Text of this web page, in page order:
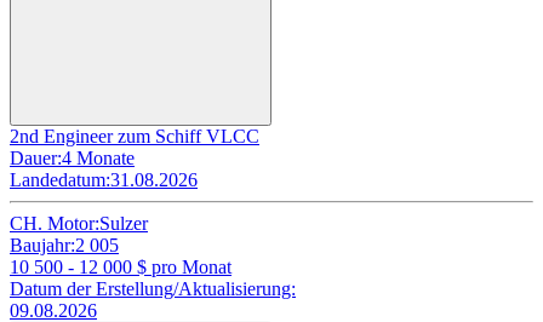
2nd Engineer zum Schiff VLCC
Dauer:4 Monate
Landedatum:31.08.2026
CH. Motor:Sulzer
Baujahr:2 005
10 500 - 12 000 $ pro Monat
Datum der Erstellung/Aktualisierung:
09.08.2026